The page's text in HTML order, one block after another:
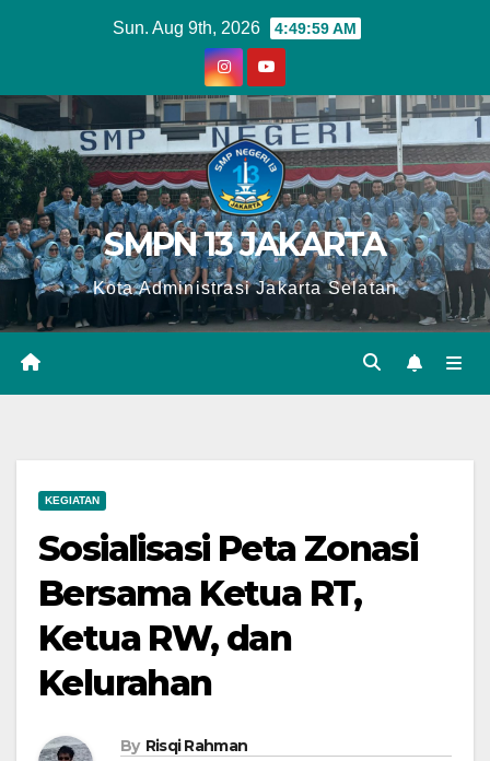
Sun. Aug 9th, 2026 4:50:00 AM
SMPN 13 JAKARTA
Kota Administrasi Jakarta Selatan
KEGIATAN
Sosialisasi Peta Zonasi
Bersama Ketua RT,
Ketua RW, dan
Kelurahan
By Risqi Rahman